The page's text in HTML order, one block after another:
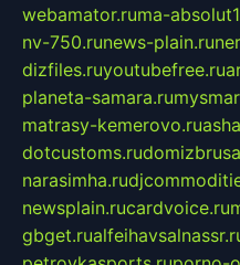
webamator.ruma-
nv-750.runews-plain.ru
dizfiles.ruyoutubefree.ru
planeta-samara.ru
matrasy-kemerovo.ru
dotcustoms.ru
narasimha.ru
newsplain.rucardvoice.ru
gbget.ru